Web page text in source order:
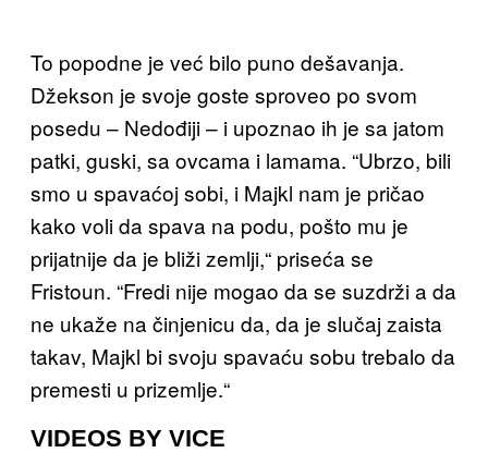
To popodne je već bilo puno dešavanja.
Džekson je svoje goste sproveo po svom
posedu – Nedođiji – i upoznao ih je sa jatom
patki, guski, sa ovcama i lamama. “Ubrzo, bili
smo u spavaćoj sobi, i Majkl nam je pričao
kako voli da spava na podu, pošto mu je
prijatnije da je bliži zemlji,“ priseća se
Fristoun. “Fredi nije mogao da se suzdrži a da
ne ukaže na činjenicu da, da je slučaj zaista
takav, Majkl bi svoju spavaću sobu trebalo da
premesti u prizemlje.“
VIDEOS BY VICE